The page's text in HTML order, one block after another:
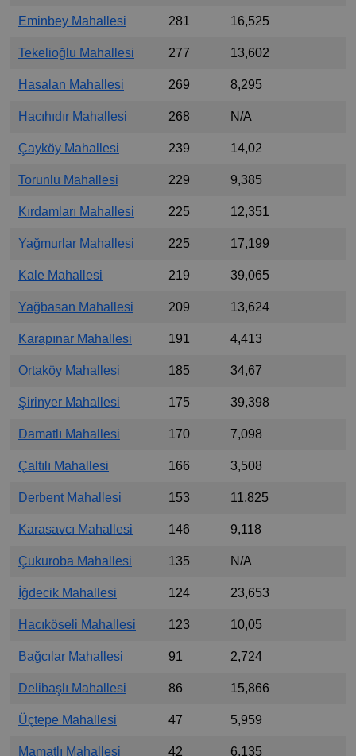
Eminbey Mahallesi 281 16,525
Tekelioğlu Mahallesi 277 13,602
Hasalan Mahallesi 269 8,295
Hacıhıdır Mahallesi 268 N/A
Çayköy Mahallesi 239 14,02
Torunlu Mahallesi 229 9,385
Kırdamları Mahallesi 225 12,351
Yağmurlar Mahallesi 225 17,199
Kale Mahallesi 219 39,065
Yağbasan Mahallesi 209 13,624
Karapınar Mahallesi 191 4,413
Ortaköy Mahallesi 185 34,67
Şirinyer Mahallesi 175 39,398
Damatlı Mahallesi 170 7,098
Çaltılı Mahallesi 166 3,508
Derbent Mahallesi 153 11,825
Karasavcı Mahallesi 146 9,118
Çukuroba Mahallesi 135 N/A
İğdecik Mahallesi 124 23,653
Hacıköseli Mahallesi 123 10,05
Bağcılar Mahallesi 91 2,724
Delibaşlı Mahallesi 86 15,866
Üçtepe Mahallesi 47 5,959
Mamatlı Mahallesi 42 6,135